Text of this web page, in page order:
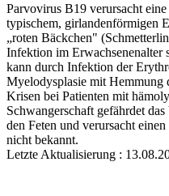
Parvovirus B19 verursacht
typischem, girlandenförmigen
„roten Bäckchen"
Infektion im Erwachsenenalter
kann durch Infektion der
Myelodysplasie mit Hemmung
Krisen bei Patienten mit
Schwangerschaft gefährdet
den Feten und verursacht
nicht bekannt.
Letzte Aktualisierung :